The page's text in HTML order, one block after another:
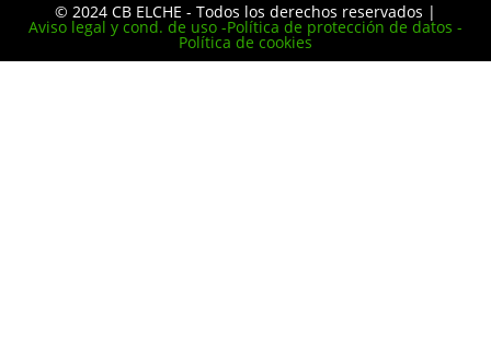
© 2024 CB ELCHE - Todos los derechos reservados |
Aviso legal y cond. de uso -Política de protección de datos -
Política de cookies